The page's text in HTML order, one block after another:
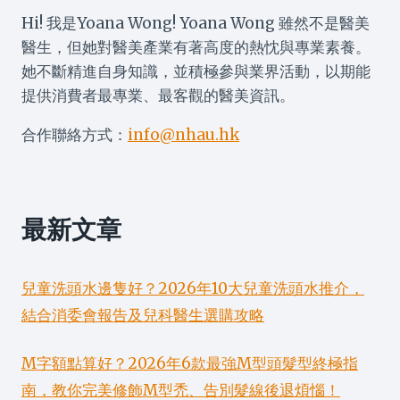
Hi! 我是Yoana Wong! Yoana Wong 雖然不是醫美
醫生，但她對醫美產業有著高度的熱忱與專業素養。
她不斷精進自身知識，並積極參與業界活動，以期能
提供消費者最專業、最客觀的醫美資訊。
合作聯絡方式： info@nhau.hk
最新文章
兒童洗頭水邊隻好？2026年10大兒童洗頭水推介，
結合消委會報告及兒科醫生選購攻略
M字額點算好？2026年6款最強M型頭髮型終極指
南，教你完美修飾M型禿、告別髮線後退煩惱！